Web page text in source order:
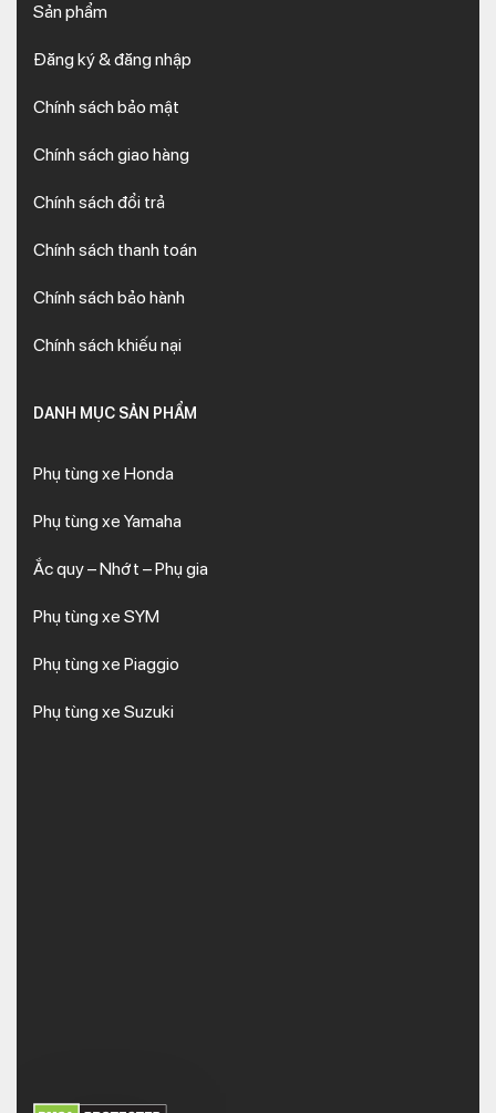
Sản phẩm
Đăng ký & đăng nhập
Chính sách bảo mật
Chính sách giao hàng
Chính sách đổi trả
Chính sách thanh toán
Chính sách bảo hành
Chính sách khiếu nại
DANH MỤC SẢN PHẨM
Phụ tùng xe Honda
Phụ tùng xe Yamaha
Ắc quy – Nhớt – Phụ gia
Phụ tùng xe SYM
Phụ tùng xe Piaggio
Phụ tùng xe Suzuki